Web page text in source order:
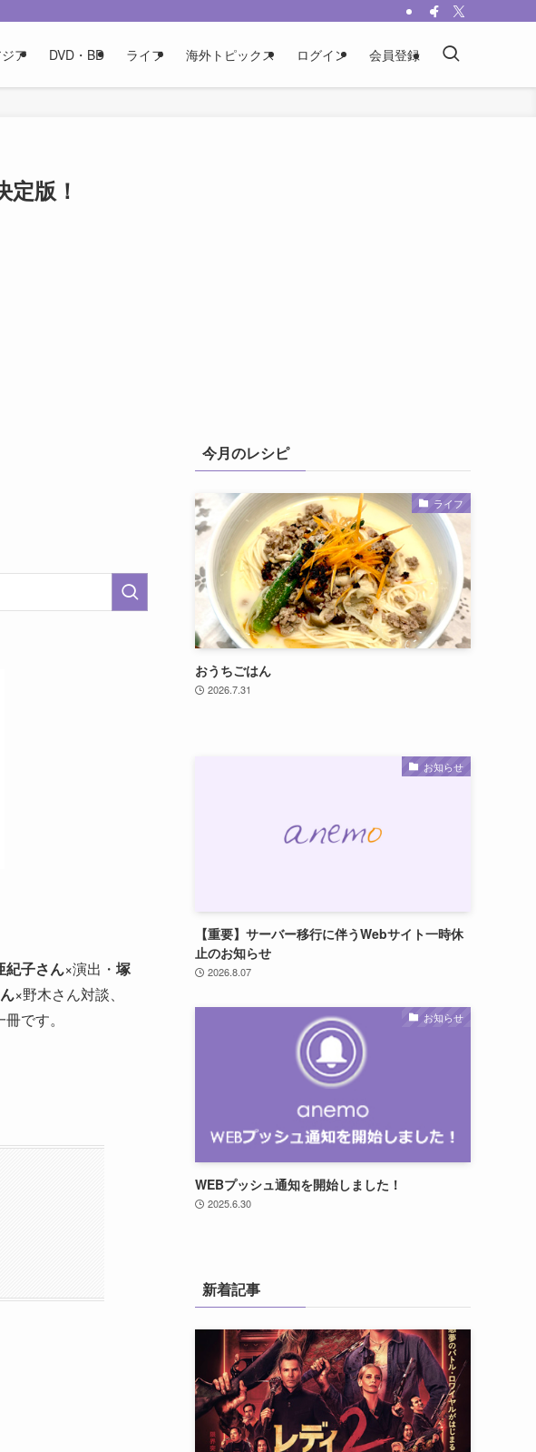
ア DVD・BD ライフ 海外トピックス ログイン 会員登録
版！
紀子さん×演出・ 塚
×野木さん対談、
です。
今月のレシピ
ライフ
おうちごはん
2026.7.31
お知らせ
【重要】サーバー移行に伴うWebサイト一時休
止のお知らせ
2026.8.07
お知らせ
WEBプッシュ通知を開始しました！
2025.6.30
新着記事